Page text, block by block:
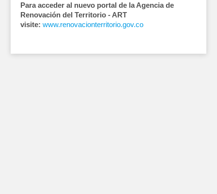
Para acceder al nuevo portal de la Agencia de
Renovación del Territorio - ART
visite: www.renovacionterritorio.gov.co